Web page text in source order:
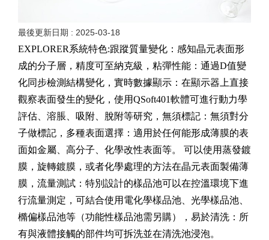
最後更新日期 : 2025-03-18
EXPLORER系統特色:跟蹤質量變化：感知晶元表面形
成的分子層，精度可至納克級， 粘彈性能：通過D值變
化同步檢測結構變化， 實時數據顯示：在顯示器上直接
觀察表面發生的變化，使用QSoft401軟體可進行動力學
評估、溶脹、吸附、脫附等研究， 無須標記：無須對分
子做標記， 多種表面選擇：適用於任何能形成薄膜的表
面如金屬、高分子、化學改性表面等。 可以使用蒸發鍍
膜，旋轉鍍膜，或者化學處理的方法在晶元表面製備薄
膜， 流量測試：特別設計的樣品池可以在控溫環境下進
行流量測定， 可結合使用電化學樣品池、光學樣品池、
橢偏樣品池等（功能性樣品池需另購）， 易於清洗：所
有與液體接觸的部件均可拆洗並在清洗池浸泡。